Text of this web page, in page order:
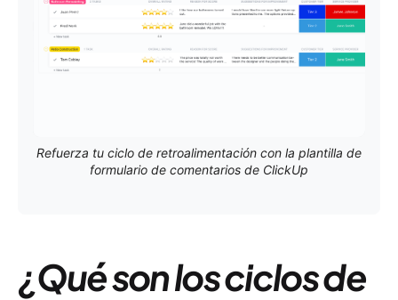
Refuerza tu ciclo de retroalimentación con la plantilla de
formulario de comentarios de ClickUp
¿Qué son los ciclos de